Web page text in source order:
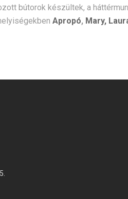
bútorok készültek, a
Apropó, Mary,